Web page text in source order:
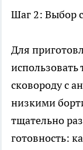
Шаг 2: Выбор
Для
сковороду с
низкими
тщательно
готовность: